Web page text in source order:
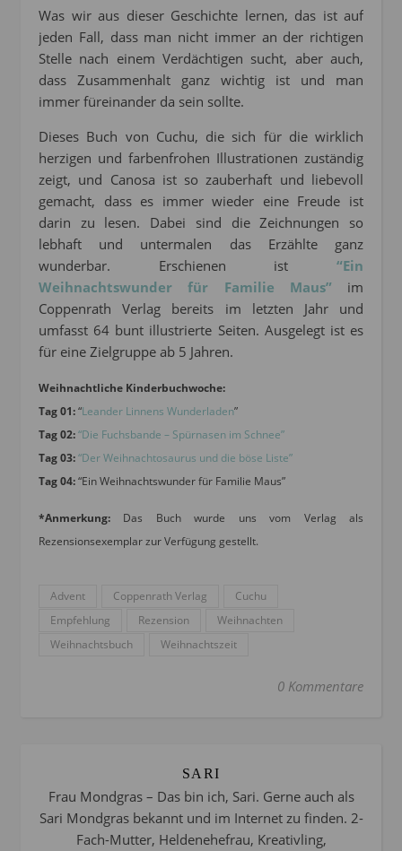
Was wir aus dieser Geschichte lernen, das ist auf
jeden Fall, dass man nicht immer an der richtigen
Stelle nach einem Verdächtigen sucht, aber auch,
dass Zusammenhalt ganz wichtig ist und man
immer füreinander da sein sollte.
Dieses Buch von Cuchu, die sich für die wirklich
herzigen und farbenfrohen Illustrationen zuständig
zeigt, und Canosa ist so zauberhaft und liebevoll
gemacht, dass es immer wieder eine Freude ist
darin zu lesen. Dabei sind die Zeichnungen so
lebhaft und untermalen das Erzählte ganz
wunderbar. Erschienen ist “Ein
Weihnachtswunder für Familie Maus”
im
Coppenrath Verlag bereits im letzten Jahr und
umfasst 64 bunt illustrierte Seiten. Ausgelegt ist es
für eine Zielgruppe ab 5 Jahren.
Weihnachtliche Kinderbuchwoche:
Tag 01:“Leander Linnens Wunderladen”
Tag 02:“Die Fuchsbande – Spürnasen im Schnee”
Tag 03:“Der Weihnachtosaurus und die böse Liste”
Tag 04:“Ein Weihnachtswunder für Familie Maus”
*Anmerkung: Das Buch wurde uns vom Verlag als
Rezensionsexemplar zur Verfügung gestellt.
Advent Coppenrath Verlag
Cuchu
Empfehlung
Rezension
Weihnachten
Weihnachtsbuch
Weihnachtszeit
0 Kommentare
SARI
Frau Mondgras – Das bin ich, Sari. Gerne auch als
Sari Mondgras bekannt und im Internet zu finden. 2-
Fach-Mutter, Heldenehefrau, Kreativling,